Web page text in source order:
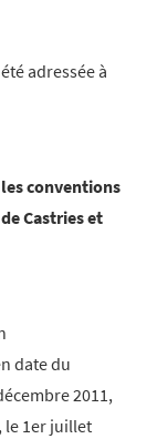
adressée à
conventions
Castries et
date du
2011,
le 1er juillet